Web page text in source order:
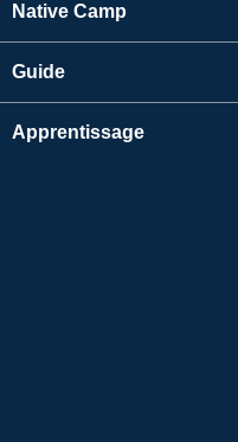
Native Camp
Guide
Apprentissage